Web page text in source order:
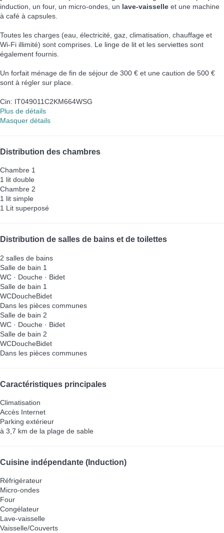
induction, un four, un micro-ondes, un lave-vaisselle et une machine
à café à capsules.
Toutes les charges (eau, électricité, gaz, climatisation, chauffage et
Wi-Fi illimité) sont comprises. Le linge de lit et les serviettes sont
également fournis.
Un forfait ménage de fin de séjour de 300 € et une caution de 500 €
sont à régler sur place.
Cin: IT049011C2KM664WSG
Plus de détails
Masquer détails
Distribution des chambres
Chambre 1
1 lit double
Chambre 2
1 lit simple
1 Lit superposé
Distribution de salles de bains et de toilettes
2 salles de bains
Salle de bain 1
WC · Douche · Bidet
Salle de bain 1
WCDoucheBidet
Dans les pièces communes
Salle de bain 2
WC · Douche · Bidet
Salle de bain 2
WCDoucheBidet
Dans les pièces communes
Caractéristiques principales
Climatisation
Accès Internet
Parking extérieur
à 3,7 km de la plage de sable
Cuisine indépendante (Induction)
Réfrigérateur
Micro-ondes
Four
Congélateur
Lave-vaisselle
Vaisselle/Couverts